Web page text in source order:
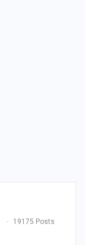
19175 Posts